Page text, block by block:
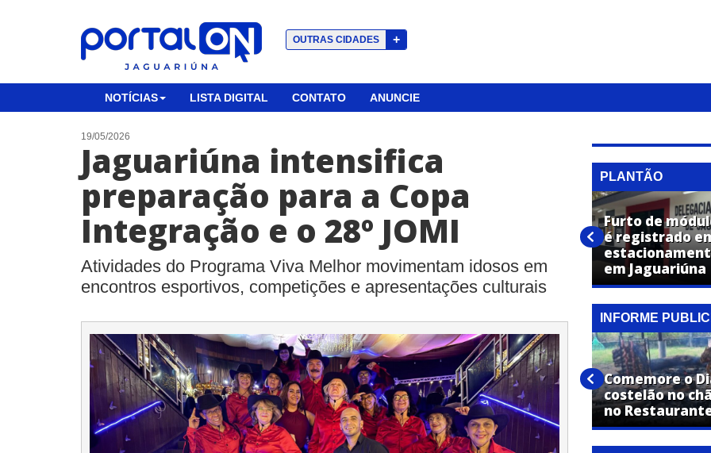
OUTRAS CIDADES +
NOTÍCIAS LISTA DIGITAL CONTATO ANUNCIE
19/05/2026
Jaguariúna intensifica
preparação para a Copa
Integração e o 28º JOMI
Atividades do Programa Viva Melhor movimentam idosos em
encontros esportivos, competições e apresentações culturais
PLANTÃO
Caminhonete é furtada
durante evento em
Jaguariúna
Furto de
é registrado
em Jaguariúna
INFORME
Vestibular de Medicina da
UniFAJ abre inscrições para
nova turma com início em
2027
Comemore o
costelão no
no